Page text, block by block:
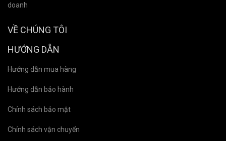
doanh
VỀ CHÚNG TÔI
HƯỚNG DẪN
Hướng dẫn mua hàng
Hướng dẫn bảo hành
Chính sách bảo mật
Chính sách vận chuyển